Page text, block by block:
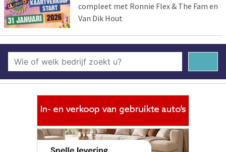
compleet met Ronnie Flex & The Fam en
Van Dik Hout